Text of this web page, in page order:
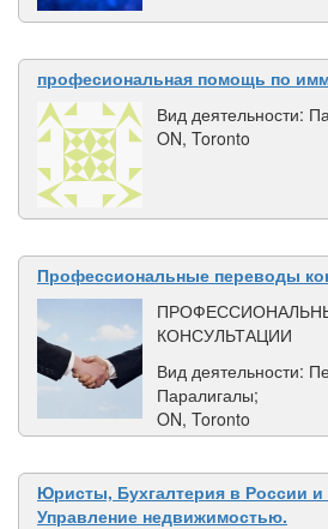
професиональная помощь по
Вид деятельности:
ON, Toronto
Профессиональные переводы
КОНСУЛЬТАЦИИ
Вид деятельности:
Паралигалы;
ON, Toronto
Юристы, Бухгалтерия в России и
Управление недвижимостью.